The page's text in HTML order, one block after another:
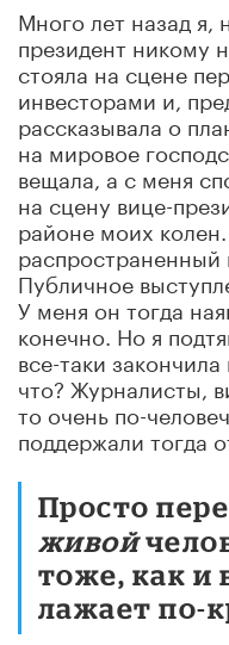
Много лет назад я,
президент никому
стояла на сцене
инвесторами и,
рассказывала о
на мировое
вещала, а с меня
на сцену вице-
районе моих
Публичное
У меня он тогда
конечно. Но я
все-таки
что? Журналисты,
то очень по-
поддержали тогда
Просто
живой
тоже, как и
лажает по-